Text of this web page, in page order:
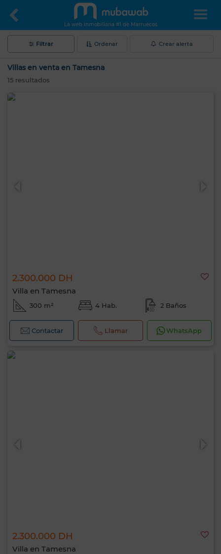
La web inmobiliaria #1 de Marruecos
Filtrar Ordenar Crear alerta
Villas en venta en Tamesna
15 resultados
2.300.000 DH
Villa en Tamesna
300 m² 4 Hab. 2 Baños
Contactar Llamar WhatsApp
2.300.000 DH
Villa en Tamesna